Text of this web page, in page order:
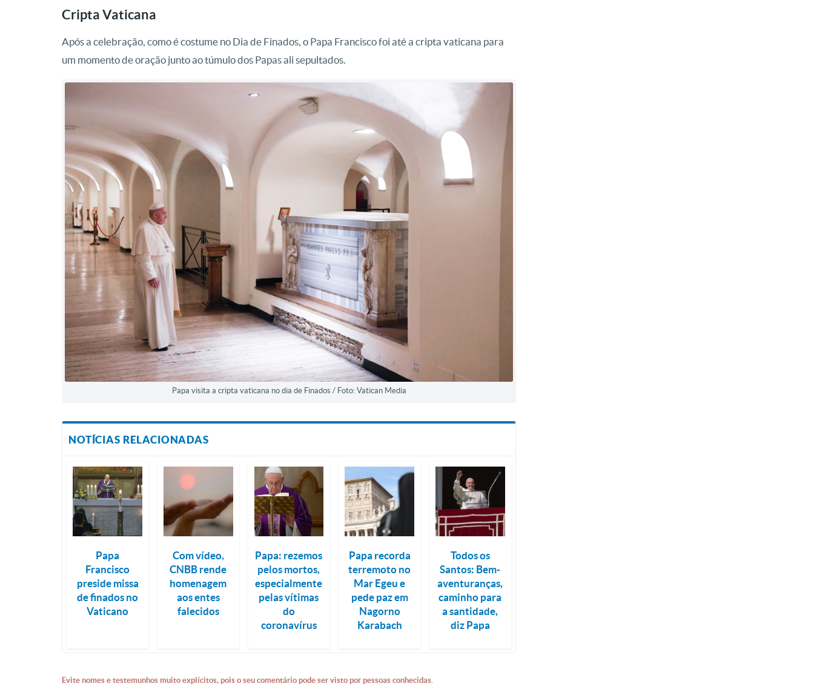
Cripta Vaticana
Após a celebração, como é costume no Dia de Finados, o Papa Francisco foi até a cripta vaticana para
um momento de oração junto ao túmulo dos Papas ali sepultados.
Papa visita a cripta vaticana no dia de Finados / Foto: Vatican Media
NOTÍCIAS RELACIONADAS
Papa
Francisco
preside missa
de finados no
Vaticano
Com vídeo,
CNBB rende
homenagem
aos entes
falecidos
Papa: rezemos
pelos mortos,
especialmente
pelas vítimas
do
coronavírus
Papa recorda
terremoto no
Mar Egeu e
pede paz em
Nagorno
Karabach
Todos os
Santos: Bem-
aventuranças,
caminho para
a santidade,
diz Papa
Evite nomes e testemunhos muito explícitos, pois o seu comentário pode ser visto por pessoas conhecidas.